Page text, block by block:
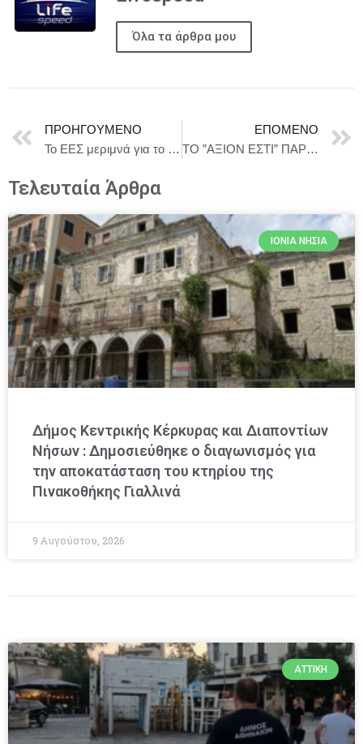
Όλα τα άρθρα μου
ΠΡΟΗΓΟΎΜΕΝΟ
Το ΕΕΣ μεριμνά για το δημόσιο χρήμα των κρατών-μελών της ΕΕ.
ΕΠΌΜΕΝΟ
ΤΟ ”ΑΞΙΟΝ ΕΣΤΙ” ΠΑΡΟΥΣΙΑΖΕΤΑΙ ΣΤΗΝ ΚΕΦΑΛΟΝΙΑ – ΔΕΥΤΕΡΑ 12 ΜΑΪΟΥ
Τελευταία Άρθρα
ΙΌΝΙΑ ΝΗΣΙΆ
Δήμος Κεντρικής Κέρκυρας και Διαποντίων
Νήσων : Δημοσιεύθηκε ο διαγωνισμός για
την αποκατάσταση του κτηρίου της
Πινακοθήκης Γιαλλινά
9 Αυγούστου, 2026
ΑΤΤΙΚΉ